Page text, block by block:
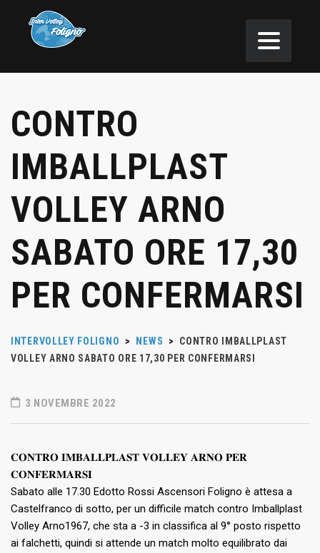
CONTRO
IMBALLPLAST
VOLLEY ARNO
SABATO ORE 17,30
PER CONFERMARSI
INTERVOLLEY FOLIGNO > NEWS >
CONTRO IMBALLPLAST
VOLLEY ARNO SABATO ORE 17,30 PER CONFERMARSI
3 NOVEMBRE 2022
𝐂𝐎𝐍𝐓𝐑𝐎 𝐈𝐌𝐁𝐀𝐋𝐋𝐏𝐋𝐀𝐒𝐓 𝐕𝐎𝐋𝐋𝐄𝐘 𝐀𝐑𝐍𝐎 𝐏𝐄𝐑
𝐂𝐎𝐍𝐅𝐄𝐑𝐌𝐀𝐑𝐒𝐈
Sabato alle 17.30 Edotto Rossi Ascensori Foligno è attesa a
Castelfranco di sotto, per un difficile match contro Imballplast
Volley Arno1967, che sta a -3 in classifica al 9° posto rispetto
ai falchetti, quindi si attende un match molto equilibrato dai